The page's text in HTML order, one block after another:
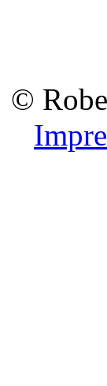
©